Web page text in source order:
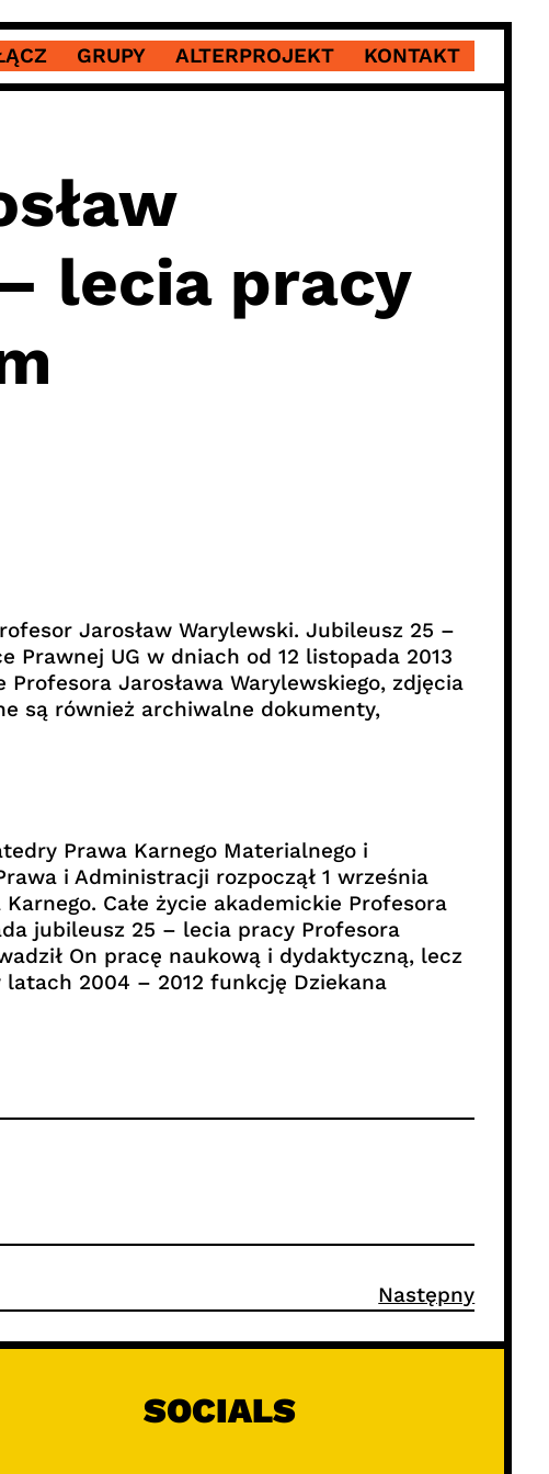
GRUPY ALTERPROJEKT KONTAKT
lecia pracy
Jarosław Warylewski. Jubileusz 25 –
UG w dniach od 12 listopada 2013
Jarosława Warylewskiego, zdjęcia
są również archiwalne dokumenty,
Prawa Karnego Materialnego i
i Administracji rozpoczął 1 września
Całe życie akademickie Profesora
jubileusz 25 – lecia pracy Profesora
On pracę naukową i dydaktyczną, lecz
2004 – 2012 funkcję Dziekana
Następny
SOCIALS